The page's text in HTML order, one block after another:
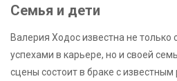
Семья и дети
Валерия Ходос известна не только
успехами в карьере, но и своей
сцены состоит в браке с